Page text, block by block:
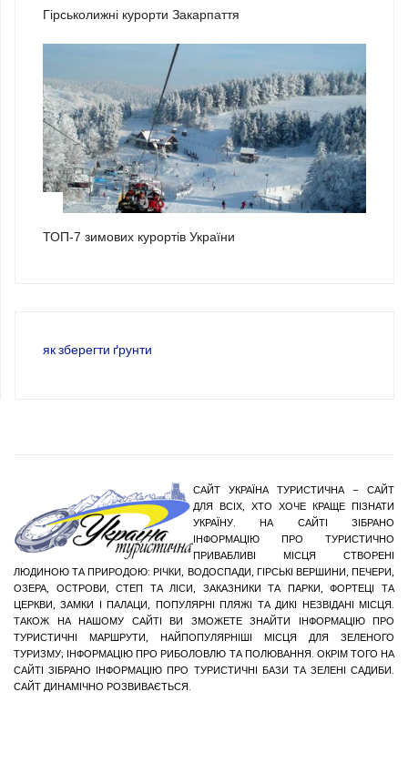
Гірськолижні курорти Закарпаття
ТОП-7 зимових курортів України
як зберегти ґрунти
САЙТ УКРАЇНА ТУРИСТИЧНА – САЙТ
ДЛЯ ВСІХ, ХТО ХОЧЕ КРАЩЕ ПІЗНАТИ
УКРАЇНУ. НА САЙТІ ЗІБРАНО
ІНФОРМАЦІЮ ПРО ТУРИСТИЧНО
ПРИВАБЛИВІ МІСЦЯ СТВОРЕНІ
ЛЮДИНОЮ ТА ПРИРОДОЮ: РІЧКИ, ВОДОСПАДИ, ГІРСЬКІ ВЕРШИНИ, ПЕЧЕРИ,
ОЗЕРА, ОСТРОВИ, СТЕП ТА ЛІСИ, ЗАКАЗНИКИ ТА ПАРКИ, ФОРТЕЦІ ТА
ЦЕРКВИ, ЗАМКИ І ПАЛАЦИ, ПОПУЛЯРНІ ПЛЯЖІ ТА ДИКІ НЕЗВІДАНІ МІСЦЯ.
ТАКОЖ НА НАШОМУ САЙТІ ВИ ЗМОЖЕТЕ ЗНАЙТИ ІНФОРМАЦІЮ ПРО
ТУРИСТИЧНІ МАРШРУТИ, НАЙПОПУЛЯРНІШІ МІСЦЯ ДЛЯ ЗЕЛЕНОГО
ТУРИЗМУ; ІНФОРМАЦІЮ ПРО РИБОЛОВЛЮ ТА ПОЛЮВАННЯ. ОКРІМ ТОГО НА
САЙТІ ЗІБРАНО ІНФОРМАЦІЮ ПРО ТУРИСТИЧНІ БАЗИ ТА ЗЕЛЕНІ САДИБИ.
САЙТ ДИНАМІЧНО РОЗВИВАЄТЬСЯ.